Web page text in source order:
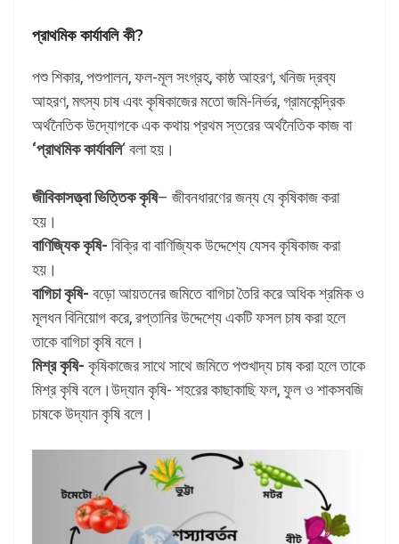
প্রাথমিক কার্যাবলি কী?
পশু শিকার, পশুপালন, ফল-মূল সংগ্রহ, কাষ্ঠ আহরণ, খনিজ দ্রব্য
আহরণ, মৎস্য চাষ এবং কৃষিকাজের মতো জমি-নির্ভর, গ্রামকেন্দ্রিক
অর্থনৈতিক উদ্যোগকে এক কথায় প্রথম স্তরের অর্থনৈতিক কাজ বা
‘প্রাথমিক কার্যাবলি‘ বলা হয়।
জীবিকাসত্ত্বা ভিত্তিক কৃষি– জীবনধারণের জন্য যে কৃষিকাজ করা
হয়।
বাণিজ্যিক কৃষি- বিক্রি বা বাণিজ্যিক উদ্দেশ্যে যেসব কৃষিকাজ করা
হয়।
বাগিচা কৃষি- বড়ো আয়তনের জমিতে বাগিচা তৈরি করে অধিক শ্রমিক ও
মূলধন বিনিয়োগ করে, রপ্তানির উদ্দেশ্যে একটি ফসল চাষ করা হলে
তাকে বাগিচা কৃষি বলে।
মিশ্র কৃষি- কৃষিকাজের সাথে সাথে জমিতে পশুখাদ্য চাষ করা হলে তাকে
মিশ্র কৃষি বলে।উদ্যান কৃষি- শহরের কাছাকাছি ফল, ফুল ও শাকসবজি
চাষকে উদ্যান কৃষি বলে।